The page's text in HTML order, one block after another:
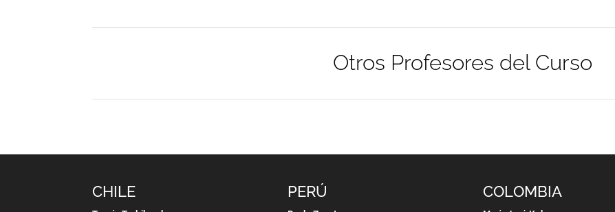
Otros Profesores del Curso
CHILE PERÚ COLOMBIA